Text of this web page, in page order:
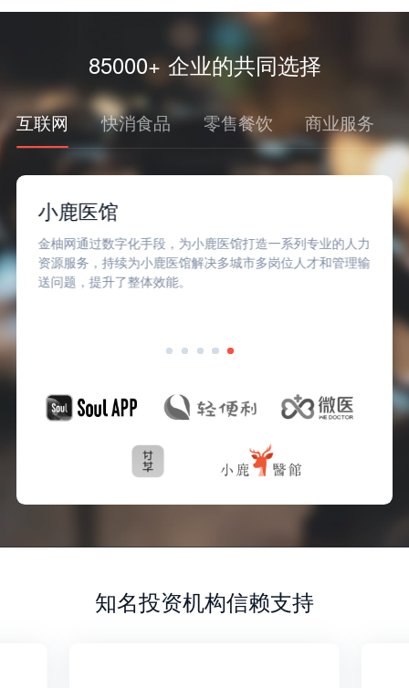
85000+ 企业的共同选择
互联网 快消食品 零售餐饮 商业服务
小鹿医馆
金柚网通过数字化手段，为小鹿医馆打造一系列专业的人力
资源服务，持续为小鹿医馆解决多城市多岗位人才和管理输
送问题，提升了整体效能。
知名投资机构信赖支持